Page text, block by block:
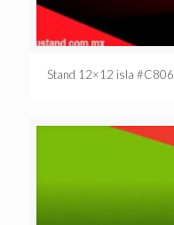
Stand 12×12 isla #C806